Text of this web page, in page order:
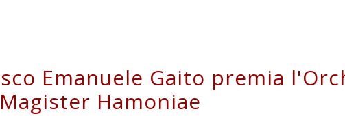
Emanuele Gaito premia
Magister Hamoniae